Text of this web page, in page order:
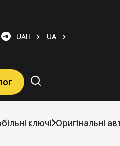
UAH UA
ключі Оригінальні